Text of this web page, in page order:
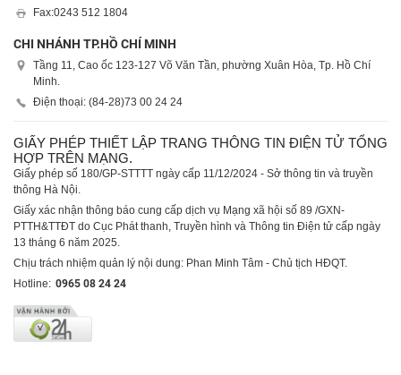
Fax:0243 512 1804
CHI NHÁNH TP.HỒ CHÍ MINH
Tầng 11, Cao ốc 123-127 Võ Văn Tần, phường Xuân Hòa, Tp. Hồ Chí
Minh.
Điện thoại: (84-28)73 00 24 24
GIẤY PHÉP THIẾT LẬP TRANG THÔNG TIN ĐIỆN TỬ TỔNG
HỢP TRÊN MẠNG.
Giấy phép số 180/GP-STTTT ngày cấp 11/12/2024 - Sở thông tin và truyền
thông Hà Nội.
Giấy xác nhận thông báo cung cấp dịch vụ Mạng xã hội số 89 /GXN-
PTTH&TTĐT do Cục Phát thanh, Truyền hình và Thông tin Điện tử cấp ngày
13 tháng 6 năm 2025.
Chịu trách nhiệm quản lý nội dung: Phan Minh Tâm - Chủ tịch HĐQT.
Hotline: 0965 08 24 24